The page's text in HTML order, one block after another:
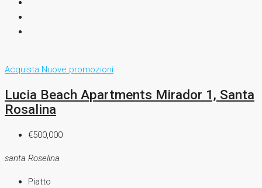
Acquista Nuove promozioni
Lucia Beach Apartments Mirador 1, Santa
Rosalina
€500,000
santa Roselina
Piatto